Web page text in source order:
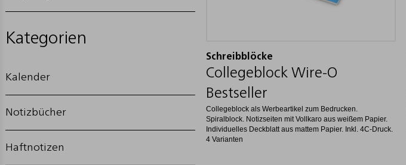
Kategorien
Kalender
Notizbücher
Haftnotizen
Schreibblöcke
Collegeblock Wire-O
Bestseller
Collegeblock als Werbeartikel zum Bedrucken.
Spiralblock. Notizseiten mit Vollkaro aus weißem Papier.
Individuelles Deckblatt aus mattem Papier. Inkl. 4C-Druck.
4 Varianten